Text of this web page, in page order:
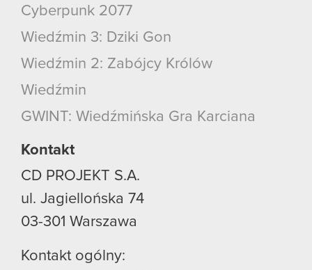
Cyberpunk 2077
Wiedźmin 3: Dziki Gon
Wiedźmin 2: Zabójcy Królów
Wiedźmin
GWINT: Wiedźmińska Gra Karciana
Kontakt
CD PROJEKT S.A.
ul. Jagiellońska 74
03-301 Warszawa
Kontakt ogólny: